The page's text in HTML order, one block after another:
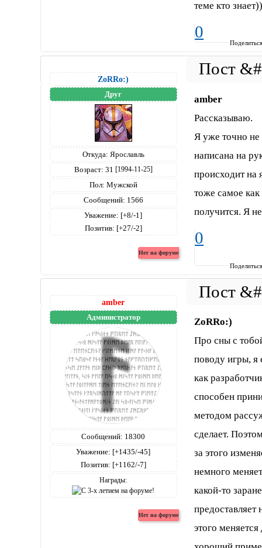
теме кто
0
ZoRRo:)
Друг
Откуда: Ярославль
Возраст: 31 [1994-11-25]
Пол: Мужской
Сообщений: 1566
Уважение: [+8/-1]
Позитив: [+27/-2]
amber
Рассказываю.
Я уже точно
написана на
происходит на
тоже самое
получится. Я
0
amber
Администратор
Сообщений: 18300
Уважение: [+1435/-45]
Позитив: [+1162/-7]
Награды:
ZoRRo:)
Про сны с
поводу игры, я
как
способен
методом
сделает.
за этого
немного
какой-то
этого